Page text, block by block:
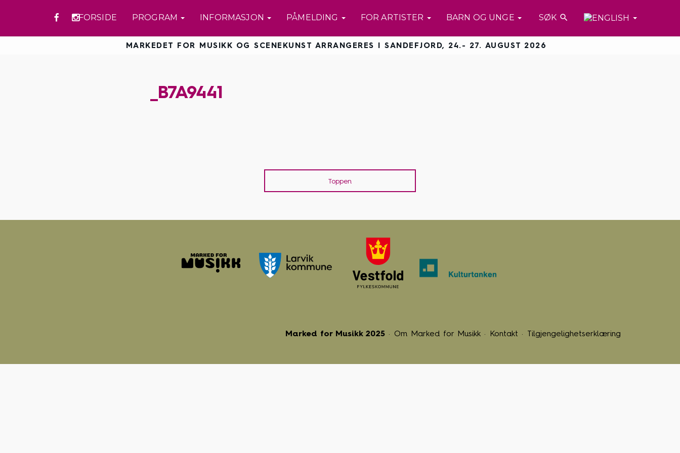
FORSIDE PROGRAM INFORMASJON PÅMELDING FOR ARTISTER BARN OG UNGE SØK 
MARKEDET FOR MUSIKK OG SCENEKUNST ARRANGERES I SANDEFJORD, 24.- 27. AUGUST 2026
_B7A9441
Toppen
Marked for Musikk 2025 Om Marked for Musikk Kontakt Tilgjengelighetserklæring